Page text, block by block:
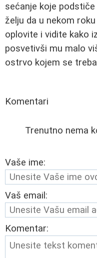
sećanje koje
želju da u nekom
oplovite i vidite kako
posvetivši mu malo
ostrvo kojem se
Komentari
Trenutno nema
Vaše ime:
Vaš email:
Komentar: